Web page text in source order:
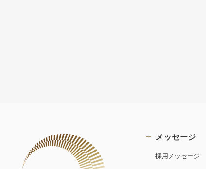
メッセージ
採用メッセージ